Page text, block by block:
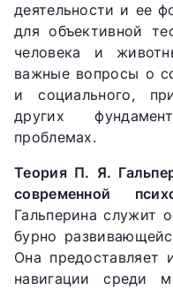
деятельности и ее
для объективной
человека и
важные вопросы о
и социального,
других
проблемах.
Теория П. Я.
современной
Гальперина служит
бурно
Она предоставляет
навигации среди